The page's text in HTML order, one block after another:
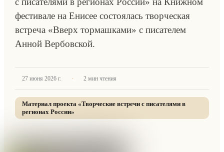
фестивале на Енисее состоялась творческая
встреча «Вверх тормашками» с писателем
Анной Вербовской.
27 июня 2026 г. · 2 мин чтения
Материал проекта «Творческие встречи с писателями в
регионах России»